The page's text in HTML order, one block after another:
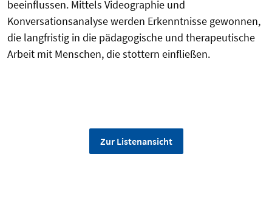
beeinflussen. Mittels Videographie und
Konversationsanalyse werden Erkenntnisse gewonnen,
die langfristig in die pädagogische und therapeutische
Arbeit mit Menschen, die stottern einfließen.
Zur Listenansicht